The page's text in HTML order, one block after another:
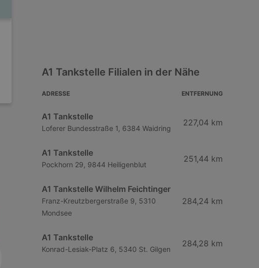
A1 Tankstelle Filialen in der Nähe
ADRESSE ENTFERNUNG
A1 Tankstelle
Loferer Bundesstraße 1, 6384 Waidring
227,04 km
A1 Tankstelle
Pockhorn 29, 9844 Heiligenblut
251,44 km
A1 Tankstelle Wilhelm Feichtinger
Franz-Kreutzbergerstraße 9, 5310
Mondsee
284,24 km
A1 Tankstelle
Konrad-Lesiak-Platz 6, 5340 St. Gilgen
284,28 km